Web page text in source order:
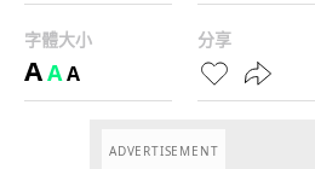
字體大小
AAA
分享
ADVERTISEMENT